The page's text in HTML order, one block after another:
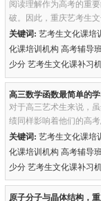
阅读理解作为高考的重
破。因此，重庆艺考生
入理解文章主旨是突破
关键词: 艺考生文化课培
化课培训机构 高考辅导
少分 艺考生文化课补习
高三数学函数最简单的
对于高三艺术生来说，
绩同样影响着他们的高
合适的学习方法尤为关
关键词: 艺考生文化课培
化课培训机构 高考辅导
少分 艺考生文化课补习
原子分子与晶体结构，